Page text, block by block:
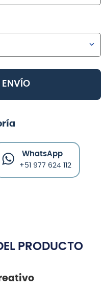
ENVÍO
WhatsApp
+51 977 624 112
PRODUCTO